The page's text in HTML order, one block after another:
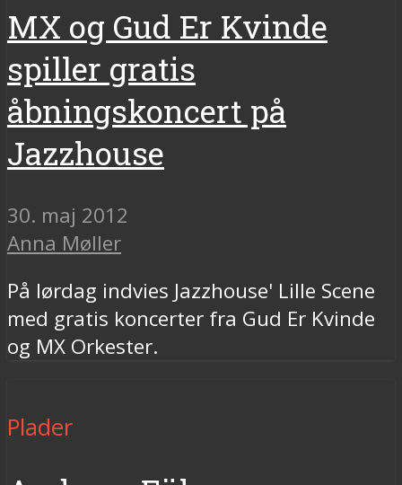
MX og Gud Er Kvinde
spiller gratis
åbningskoncert på
Jazzhouse
30. maj 2012
Anna Møller
På lørdag indvies Jazzhouse' Lille Scene
med gratis koncerter fra Gud Er Kvinde
og MX Orkester.
Plader